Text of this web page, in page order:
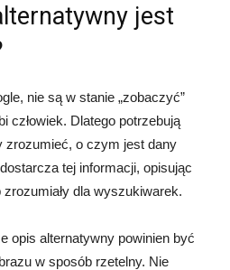
jest
nie są w stanie „zobaczyć”
człowiek. Dlatego potrzebują
zrozumieć, o czym jest dany
tej informacji, opisując
dla wyszukiwarek.
opis alternatywny powinien być
w sposób rzetelny. Nie